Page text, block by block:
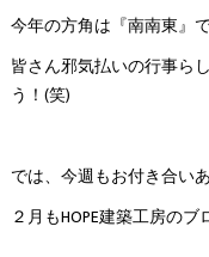
今年の方角は『南南東』
皆さん邪気払いの行事ら
う！(笑)
では、今週もお付き合い
２月もHOPE建築工房の